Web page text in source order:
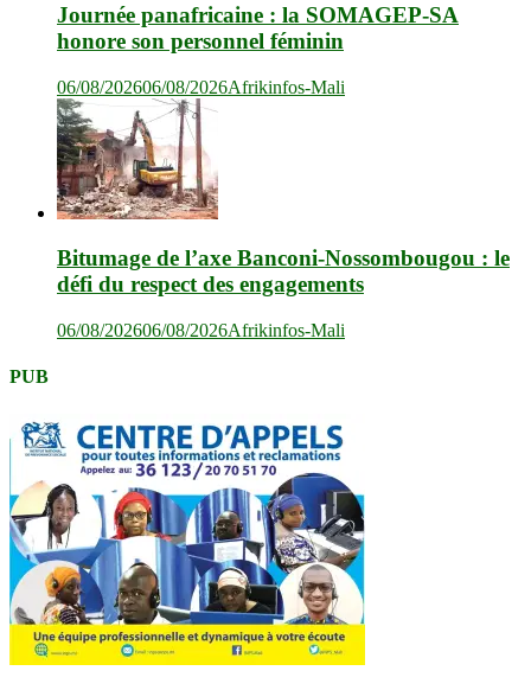
Journée panafricaine : la SOMAGEP-SA
honore son personnel féminin
06/08/202606/08/2026Afrikinfos-Mali
Bitumage de l’axe Banconi-Nossombougou : le
défi du respect des engagements
06/08/202606/08/2026Afrikinfos-Mali
PUB